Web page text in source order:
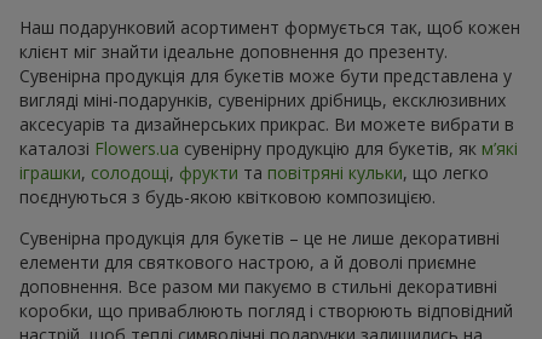
Наш подарунковий асортимент формується так, щоб кожен
клієнт міг знайти ідеальне доповнення до презенту.
Сувенірна продукція для букетів може бути представлена у
вигляді міні-подарунків, сувенірних дрібниць, ексклюзивних
аксесуарів та дизайнерських прикрас. Ви можете вибрати в
каталозі Flowers.ua cувенірну продукцію для букетів, як м’які
іграшки, солодощі, фрукти та повітряні кульки, що легко
поєднуються з будь-якою квітковою композицією.
Сувенірна продукція для букетів – це не лише декоративні
елементи для святкового настрою, а й доволі приємне
доповнення. Все разом ми пакуємо в стильні декоративні
коробки, що приваблюють погляд і створюють відповідний